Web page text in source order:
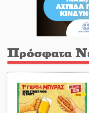
Πρόσφατα